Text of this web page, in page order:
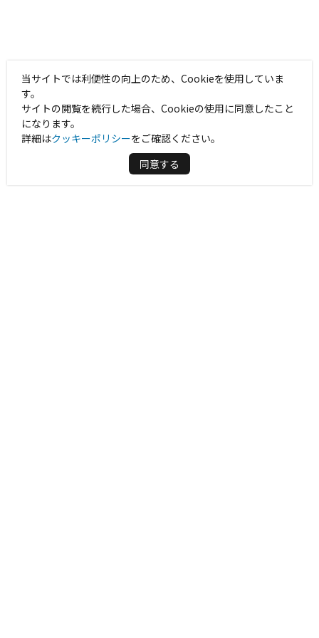
当サイトでは利便性の向上のため、Cookieを使用していま
す。
サイトの閲覧を続行した場合、Cookieの使用に同意したこと
になります。
詳細はクッキーポリシーをご確認ください。
同意する